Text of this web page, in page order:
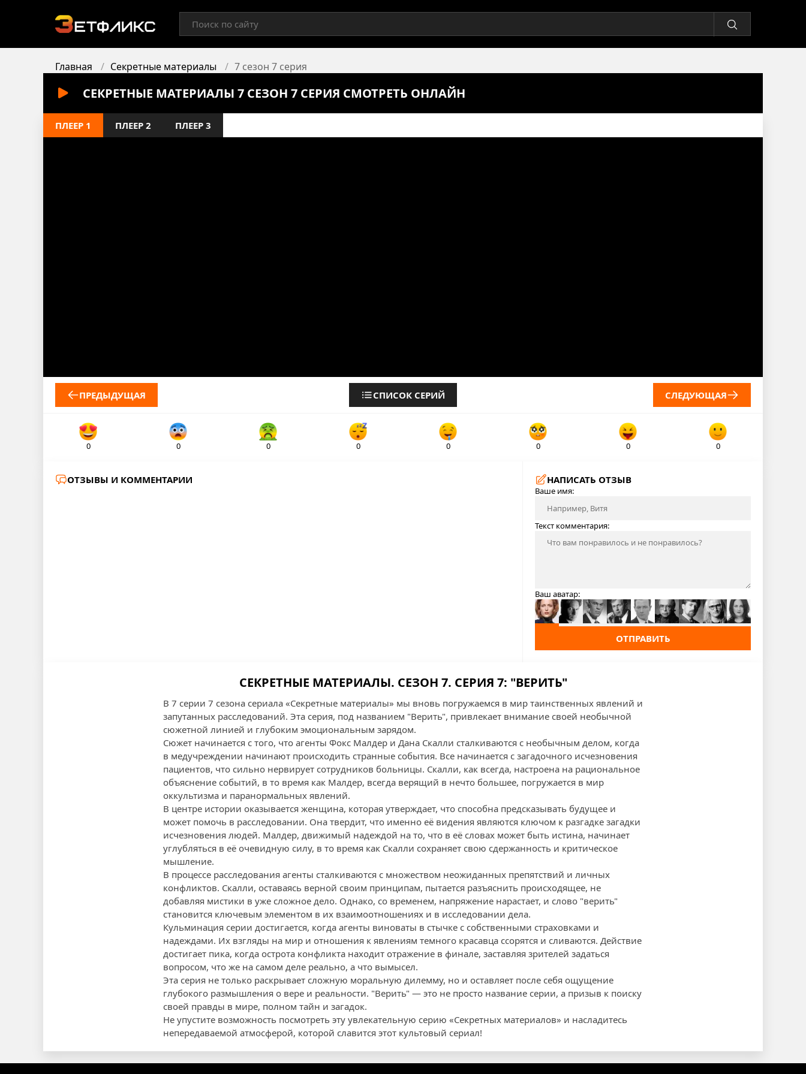
Главная Секретные материалы 7 сезон 7 серия
СЕКРЕТНЫЕ МАТЕРИАЛЫ 7 СЕЗОН 7 СЕРИЯ СМОТРЕТЬ ОНЛАЙН
ПЛЕЕР 1 ПЛЕЕР 2 ПЛЕЕР 3
ПРЕДЫДУЩАЯ СПИСОК СЕРИЙ СЛЕДУЮЩАЯ
0 0 0 0 0 0 0 0
ОТЗЫВЫ И КОММЕНТАРИИ НАПИСАТЬ ОТЗЫВ
Ваше имя:
Текст комментария:
Ваш аватар:
ОТПРАВИТЬ
СЕКРЕТНЫЕ МАТЕРИАЛЫ. СЕЗОН 7. СЕРИЯ 7: "ВЕРИТЬ"
В 7 серии 7 сезона сериала «Секретные материалы» мы вновь погружаемся в мир таинственных явлений и
запутанных расследований. Эта серия, под названием "Верить", привлекает внимание своей необычной
сюжетной линией и глубоким эмоциональным зарядом.
Сюжет начинается с того, что агенты Фокс Малдер и Дана Скалли сталкиваются с необычным делом, когда
в медучреждении начинают происходить странные события. Все начинается с загадочного исчезновения
пациентов, что сильно нервирует сотрудников больницы. Скалли, как всегда, настроена на рациональное
объяснение событий, в то время как Малдер, всегда верящий в нечто большее, погружается в мир
оккультизма и паранормальных явлений.
В центре истории оказывается женщина, которая утверждает, что способна предсказывать будущее и
может помочь в расследовании. Она твердит, что именно её видения являются ключом к разгадке загадки
исчезновения людей. Малдер, движимый надеждой на то, что в её словах может быть истина, начинает
углубляться в её очевидную силу, в то время как Скалли сохраняет свою сдержанность и критическое
мышление.
В процессе расследования агенты сталкиваются с множеством неожиданных препятствий и личных
конфликтов. Скалли, оставаясь верной своим принципам, пытается разъяснить происходящее, не
добавляя мистики в уже сложное дело. Однако, со временем, напряжение нарастает, и слово "верить"
становится ключевым элементом в их взаимоотношениях и в исследовании дела.
Кульминация серии достигается, когда агенты виноваты в стычке с собственными страховками и
надеждами. Их взгляды на мир и отношения к явлениям темного красавца ссорятся и сливаются. Действие
достигает пика, когда острота конфликта находит отражение в финале, заставляя зрителей задаться
вопросом, что же на самом деле реально, а что вымысел.
Эта серия не только раскрывает сложную моральную дилемму, но и оставляет после себя ощущение
глубокого размышления о вере и реальности. "Верить" — это не просто название серии, а призыв к поиску
своей правды в мире, полном тайн и загадок.
Не упустите возможность посмотреть эту увлекательную серию «Секретных материалов» и насладитесь
непередаваемой атмосферой, которой славится этот культовый сериал!